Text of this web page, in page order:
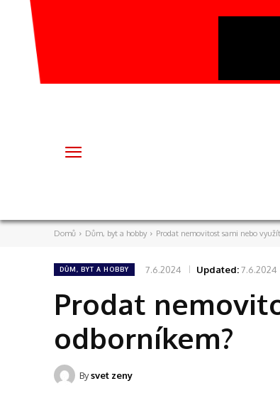
Domů Dům, byt a hobby Prodat nemovitost sami nebo
DŮM, BYT A HOBBY 7.6.2024 Updated:7.6.2024
Prodat
odborníkem?
Bysvet zeny